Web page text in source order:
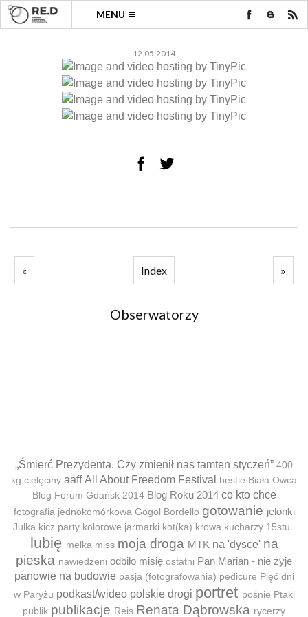
MENU
12.05.2014
« Index »
Obserwatorzy
„Śmierć Prezydenta. Czy zmienił nas tamten styczeń” 400
kg cielęciny aaff All About Freedom Festival bestie Biała Owca
Blog Forum Gdańsk 2014 Blog Roku 2014 co kto chce
fotografia jednokomórkowa Gogol Bordello gotowanie jelonki
Julka kicz party kolorowe jarmarki kot(ka) krowa kucharzy 15stu..
lubię melka miss moja droga MTK na 'dysce' na
pieska nawiedzeni odbiło misię ostatni Pan Marian - nie żyje
panowie na budowie pasja (fotografowania) pedicure Pięć dni
w Paryżu podkast/wideo polskie drogi portret pośnie Ptaki
publik publikacje Reis Renata Dąbrowska rycerzy